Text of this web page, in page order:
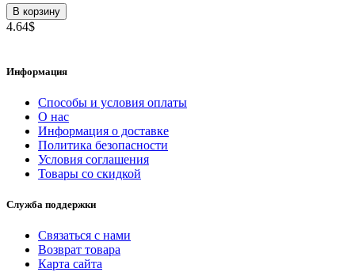
В корзину
4.64$
Информация
Способы и условия оплаты
О нас
Информация о доставке
Политика безопасности
Условия соглашения
Товары со скидкой
Служба поддержки
Связаться с нами
Возврат товара
Карта сайта